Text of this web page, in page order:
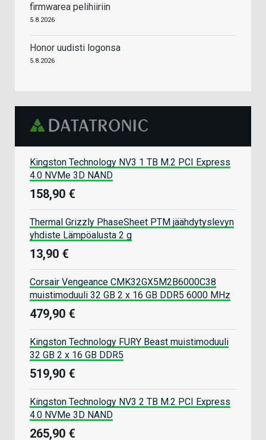
firmwarea pelihiiriin
5.8.2026
Honor uudisti logonsa
5.8.2026
Kingston Technology NV3 1 TB M.2 PCI Express
4.0 NVMe 3D NAND
158,90 €
Thermal Grizzly PhaseSheet PTM jäähdytyslevyn
yhdiste Lämpöalusta 2 g
13,90 €
Corsair Vengeance CMK32GX5M2B6000C38
muistimoduuli 32 GB 2 x 16 GB DDR5 6000 MHz
479,90 €
Kingston Technology FURY Beast muistimoduuli
32 GB 2 x 16 GB DDR5
519,90 €
Kingston Technology NV3 2 TB M.2 PCI Express
4.0 NVMe 3D NAND
265,90 €